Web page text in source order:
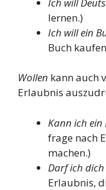
lernen.)
Ich will ein
Buch
Wollen kann auch
Erlaubnis
Kann ich
frage nach
machen.)
Darf ich
Erlaubnis,